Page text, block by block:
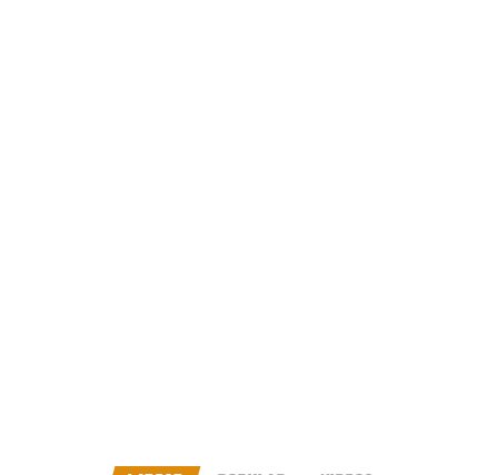
Membangun bisnis di tengah pandemi covid, berpijak